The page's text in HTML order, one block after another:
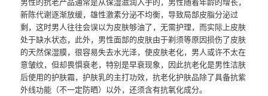
新陈代谢逐渐放缓，雄性激素分泌不均衡，导致局部皮脂分泌过
剩，这时男人往往会误以为皮肤够油了，无需护理，而实际上皮肤
处于缺水状态，此外，男性面部的皮肤由于剃须等原因损伤了皮肤
的天然保湿膜，很容易失去水光泽，使皮肤老化，男人或许不太在
意皱纹，但却畏惧衰老，特别是早衰现象，因此抗老化是男性洁肤
后使用的护肤霜，护肤乳的主打功效，抗老化护肤品除了具备抗紫
外线功能（不一定防晒）以外，还须含有抗氧化成分。